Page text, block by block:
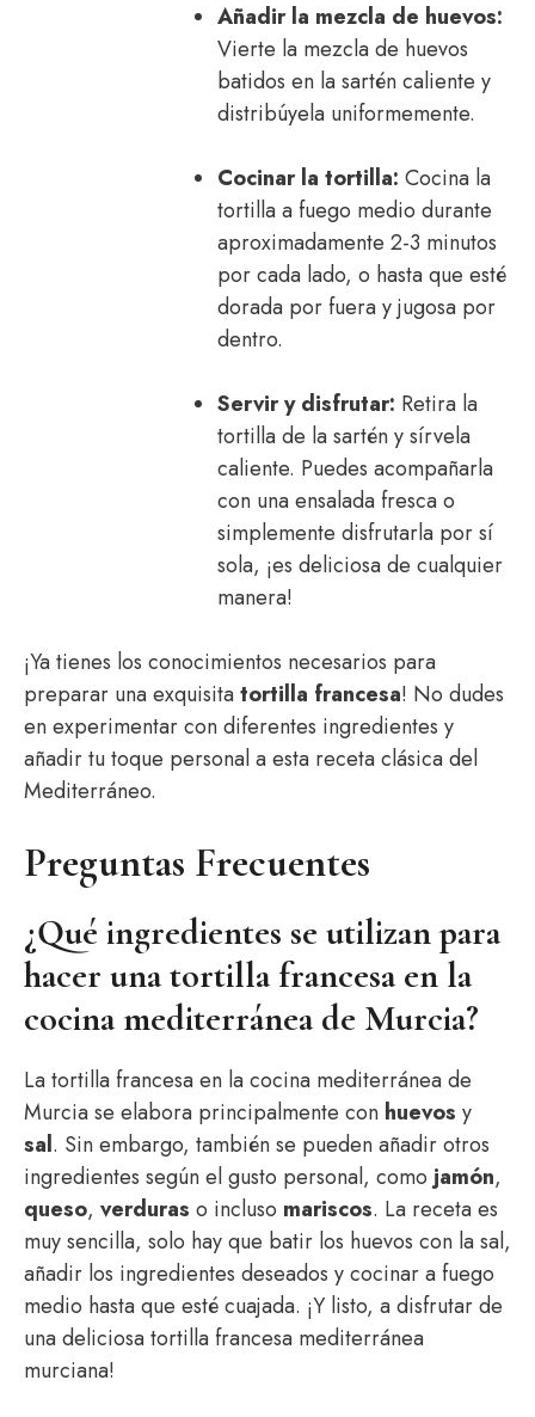
Añadir la mezcla de huevos:
Vierte la mezcla de huevos
batidos en la sartén caliente y
distribúyela uniformemente.
Cocinar la tortilla: Cocina la
tortilla a fuego medio durante
aproximadamente 2-3 minutos
por cada lado, o hasta que esté
dorada por fuera y jugosa por
dentro.
Servir y disfrutar: Retira la
tortilla de la sartén y sírvela
caliente. Puedes acompañarla
con una ensalada fresca o
simplemente disfrutarla por sí
sola, ¡es deliciosa de cualquier
manera!
¡Ya tienes los conocimientos necesarios para
preparar una exquisitatortilla francesa! No dudes
en experimentar con diferentes ingredientes y
añadir tu toque personal a esta receta clásica del
Mediterráneo.
Preguntas Frecuentes
¿Qué ingredientes se utilizan para
hacer una tortilla francesa en la
cocina mediterránea de Murcia?
La tortilla francesa en la cocina mediterránea de
Murcia se elabora principalmente con huevos y
sal. Sin embargo, también se pueden añadir otros
ingredientes según el gusto personal, como jamón,
queso, verduras o incluso mariscos. La receta es
muy sencilla, solo hay que batir los huevos con la sal,
añadir los ingredientes deseados y cocinar a fuego
medio hasta que esté cuajada. ¡Y listo, a disfrutar de
una deliciosa tortilla francesa mediterránea
murciana!